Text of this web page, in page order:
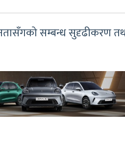
सम्बन्ध सुदृढीकरण तथा